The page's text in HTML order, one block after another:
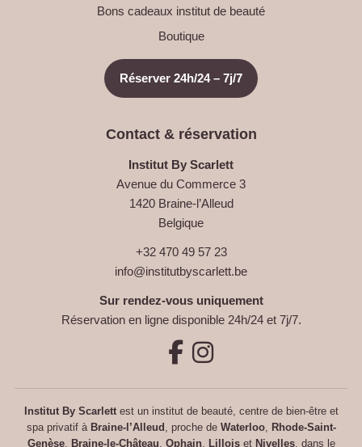
Bons cadeaux institut de beauté
Boutique
Réserver 24h/24 – 7j/7
Contact & réservation
Institut By Scarlett
Avenue du Commerce 3
1420 Braine-l’Alleud
Belgique
+32 470 49 57 23
info@institutbyscarlett.be
Sur rendez-vous uniquement
Réservation en ligne disponible 24h/24 et 7j/7.
Institut By Scarlettest un institut de beauté, centre de bien-être et
spa privatif à Braine-l’Alleud , proche de Waterloo, Rhode-Saint-
Genèse, Braine-le-Château, Ophain, Lilloiset Nivelles, dans le